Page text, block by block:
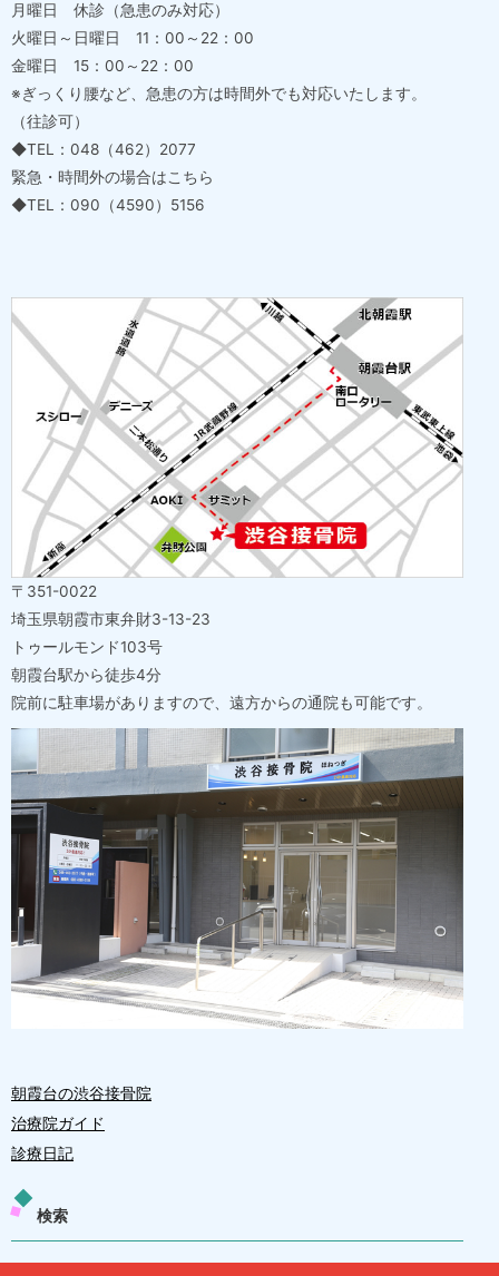
月曜日 休診（急患のみ対応）
火曜日～日曜日 11：00～22：00
金曜日 15：00～22：00
※ぎっくり腰など、急患の方は時間外でも対応いたします。
（往診可）
◆TEL：048（462）2077
緊急・時間外の場合はこちら
◆TEL：090（4590）5156
〒351-0022
埼玉県朝霞市東弁財3-13-23
トゥールモンド103号
朝霞台駅から徒歩4分
院前に駐車場がありますので、遠方からの通院も可能です。
朝霞台の渋谷接骨院
治療院ガイド
診療日記
検索